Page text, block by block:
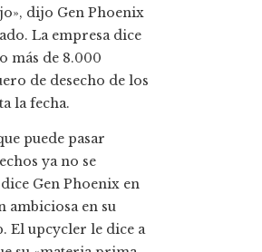
dijo Gen Phoenix
La empresa dice
más de 8.000
de desecho de los
la fecha.
puede pasar
ya no se
Gen Phoenix en
ambiciosa en su
El upcycler le dice a